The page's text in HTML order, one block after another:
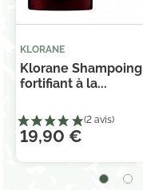
KLORANE
Klorane Shampoing
fortifiant à la...
19,90 €